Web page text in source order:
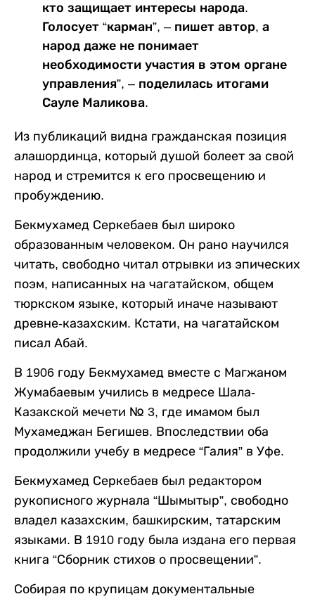
кто защищает интересы народа.
Голосует “карман”, – пишет автор, а
народ даже не понимает
необходимости участия в этом органе
управления”, – поделилась итогами
Сауле Маликова.
Из публикаций видна гражданская позиция
алашординца, который душой болеет за свой
народ и стремится к его просвещению и
пробуждению.
Бекмухамед Серкебаев был широко
образованным человеком. Он рано научился
читать, свободно читал отрывки из эпических
поэм, написанных на чагатайском, общем
тюркском языке, который иначе называют
древне-казахским. Кстати, на чагатайском
писал Абай.
В 1906 году Бекмухамед вместе с Магжаном
Жумабаевым учились в медресе Шала-
Казакской мечети № 3, где имамом был
Мухамеджан Бегишев. Впоследствии оба
продолжили учебу в медресе “Галия” в Уфе.
Бекмухамед Серкебаев был редактором
рукописного журнала “Шымытыр”, свободно
владел казахским, башкирским, татарским
языками. В 1910 году была издана его первая
книга “Сборник стихов о просвещении”.
Собирая по крупицам документальные